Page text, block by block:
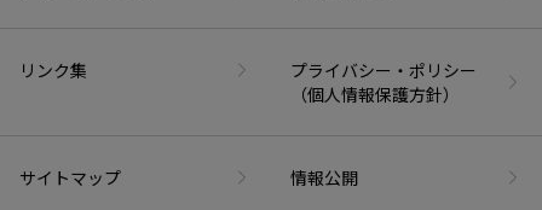
リンク集
プライバシー・ポリシー
（個人情報保護方針）
サイトマップ 情報公開